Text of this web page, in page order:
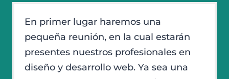
En primer lugar haremos una
pequeña reunión, en la cual estarán
presentes nuestros profesionales en
diseño y desarrollo web. Ya sea una